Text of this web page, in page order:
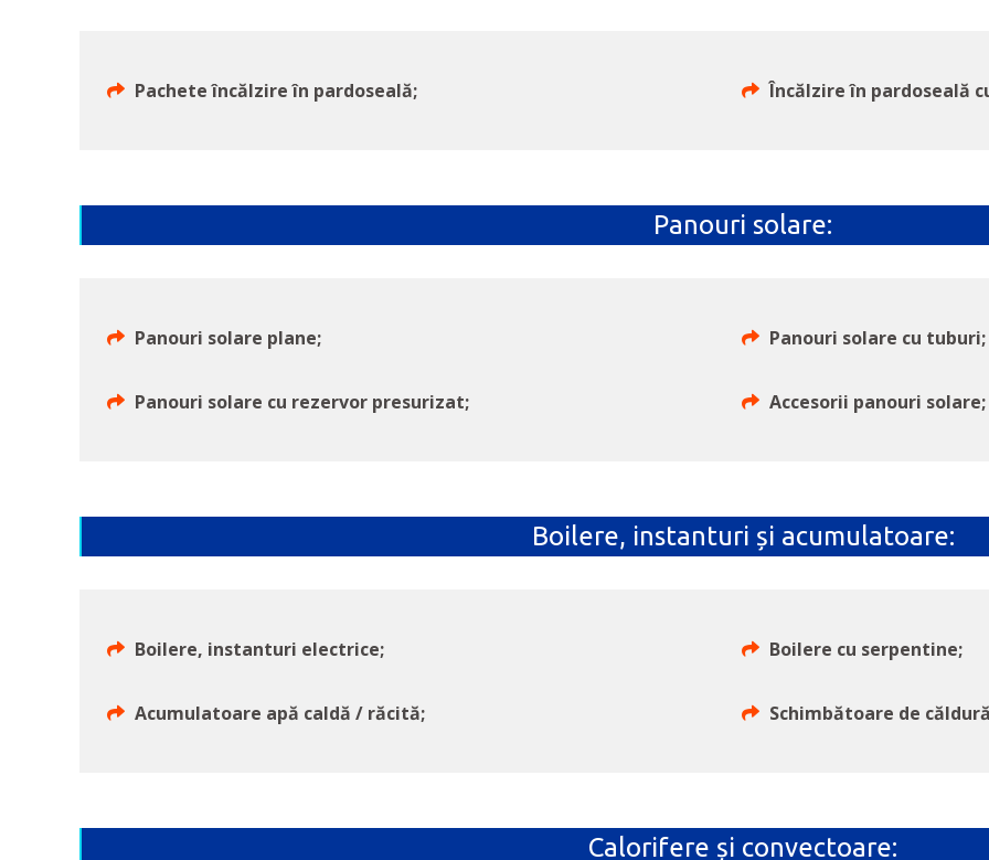
Pachete încălzire în pardoseală; Încălzire în pardoseală
Panouri solare:
Panouri solare plane; Panouri solare cu tuburi;
Panouri solare cu rezervor presurizat; Accesorii panouri solare;
Boilere, instanturi și acumulatoare:
Boilere, instanturi electrice; Boilere cu serpentine;
Acumulatoare apă caldă / răcită; Schimbătoare de
Calorifere și convectoare: